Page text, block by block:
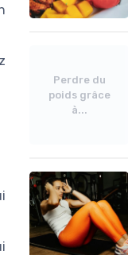
Perdre du
poids grâce
à...